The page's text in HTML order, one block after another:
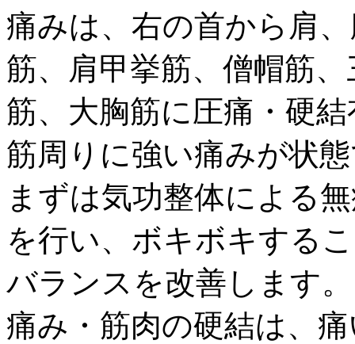
痛みは、右の首から肩
筋、肩甲挙筋、僧帽筋
筋、大胸筋に圧痛・硬
筋周りに強い痛みが状
まずは気功整体による
を行い、ボキボキする
バランスを改善します。
痛み・筋肉の硬結は、